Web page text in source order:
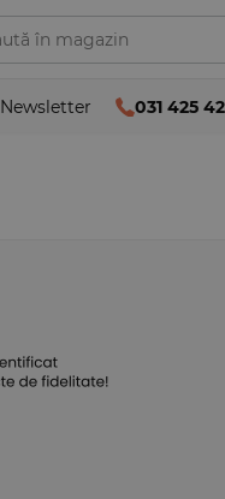
Newsletter 031 425